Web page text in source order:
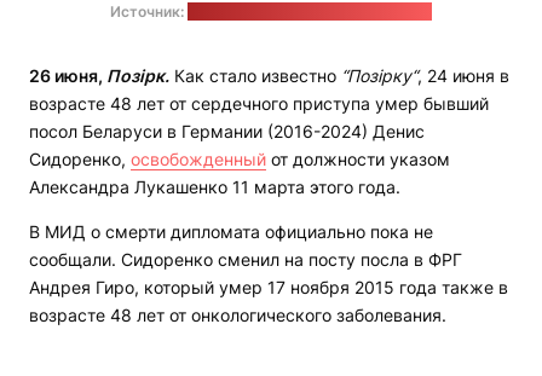
Источник:
26 июня, Позірк. Как стало известно “Позірку“, 24 июня в
возрасте 48 лет от сердечного приступа умер бывший
посол Беларуси в Германии (2016-2024) Денис
Сидоренко, освобожденный от должности указом
Александра Лукашенко 11 марта этого года.
В МИД о смерти дипломата официально пока не
сообщали. Сидоренко сменил на посту посла в ФРГ
Андрея Гиро, который умер 17 ноября 2015 года также в
возрасте 48 лет от онкологического заболевания.